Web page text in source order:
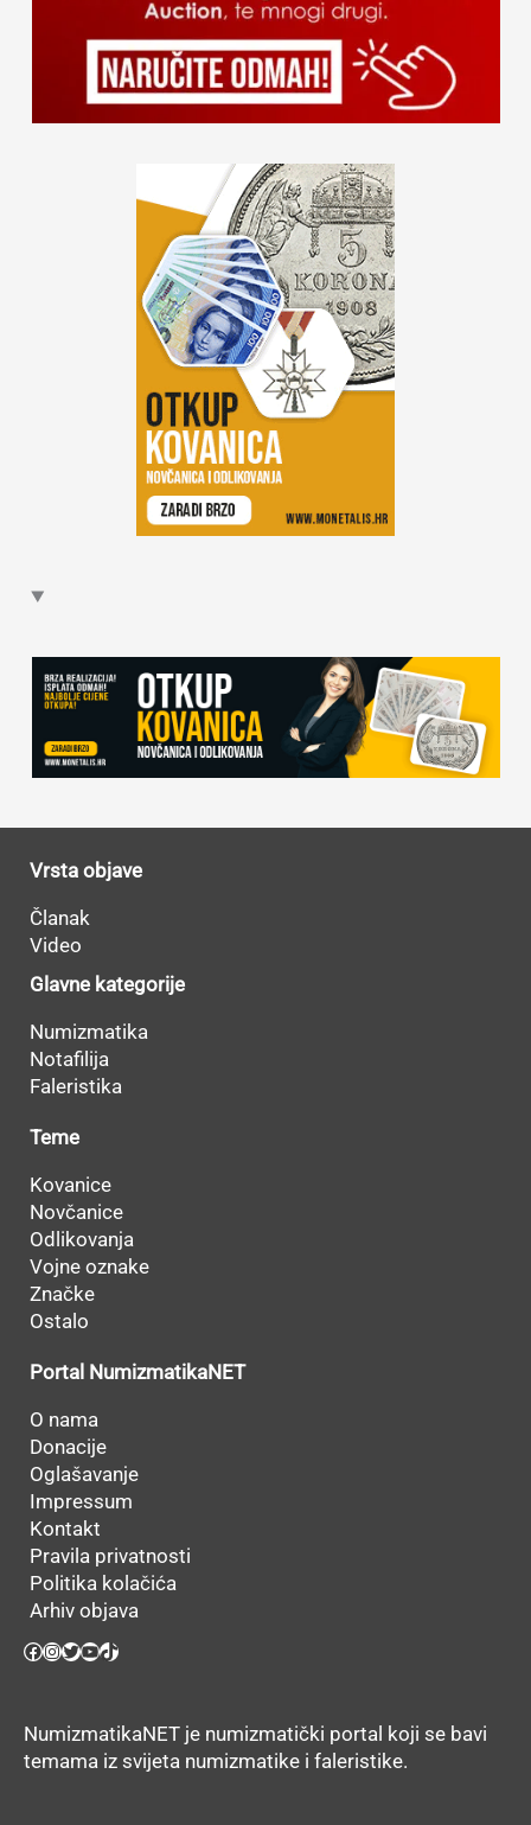
Vrsta objave
Članak
Video
Glavne kategorije
Numizmatika
Notafilija
Faleristika
Teme
Kovanice
Novčanice
Odlikovanja
Vojne oznake
Značke
Ostalo
Portal NumizmatikaNET
O nama
Donacije
Oglašavanje
Impressum
Kontakt
Pravila privatnosti
Politika kolačića
Arhiv objava
Facebook
Instagram
Twitter
YouTube
TikTok
NumizmatikaNET je numizmatički portal koji se bavi
temama iz svijeta numizmatike i faleristike.